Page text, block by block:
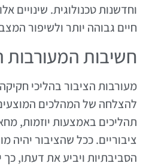
וחדשנות טכנולוגית. שינויים
חיים גבוהה יותר ולשיפור
חשיבות המעורבות
מעורבות הציבור בהליכי
להצלחה של המהלכים
תהליכים באמצעות יוזמות,
ציבוריים. ככל שהציבור יהיה
הסביבתיות ויביע את דעתו,